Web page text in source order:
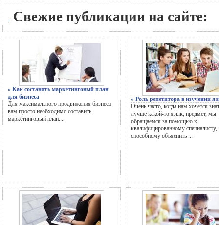
Свежие публикации на сайте:
» Как составить маркетинговый план
для бизнеса
Для максимального продвижения бизнеса
вам просто необходимо составить
маркетинговый план....
» Роль репетитора в изучении
Очень часто, когда нам хочется
лучше какой-то язык, предмет, мы
обращаемся за помощью к
квалифицированному специалисту,
способному объяснить ...